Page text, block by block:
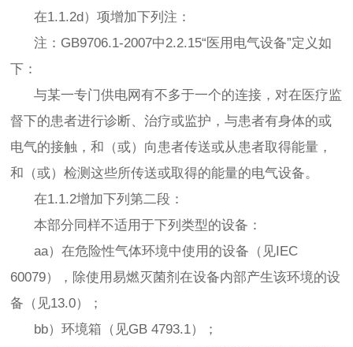
在1.1.2d）项增加下列注：
注：GB9706.1-2007中2.2.15“医用电气设备”定义如
下：
与某一专门供电网有不多于一个的连接，对在医疗监
督下的患者进行诊断、治疗或监护，与患者有身体的或
电气的接触，和（或）向患者传送或从患者取得能量，
和（或）检测这些所传送或取得的能量的电气设备。
在1.1.2增加下列第二段：
本部分同样不适用于下列类型的设备：
aa）在危险性气体环境中使用的设备（见IEC
60079），除使用易燃灭菌剂在设备内部产生该环境的设
备（见13.0）；
bb）环境箱（见GB 4793.1）；